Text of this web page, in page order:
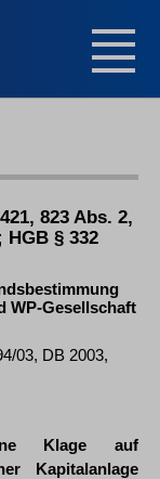
823 Abs. 2,
HGB § 332
WP-Gesellschaft
03, DB 2003,
Klage auf
Kapitalanlage